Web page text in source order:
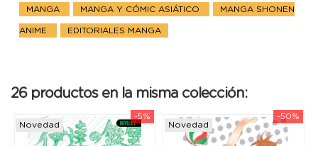
MANGA MANGA Y CÓMIC ASIÁTICO MANGA SHONEN
ANIME EDITORIALES MANGA
26 productos en la misma colección:
-5%
Novedad
-50%
Novedad